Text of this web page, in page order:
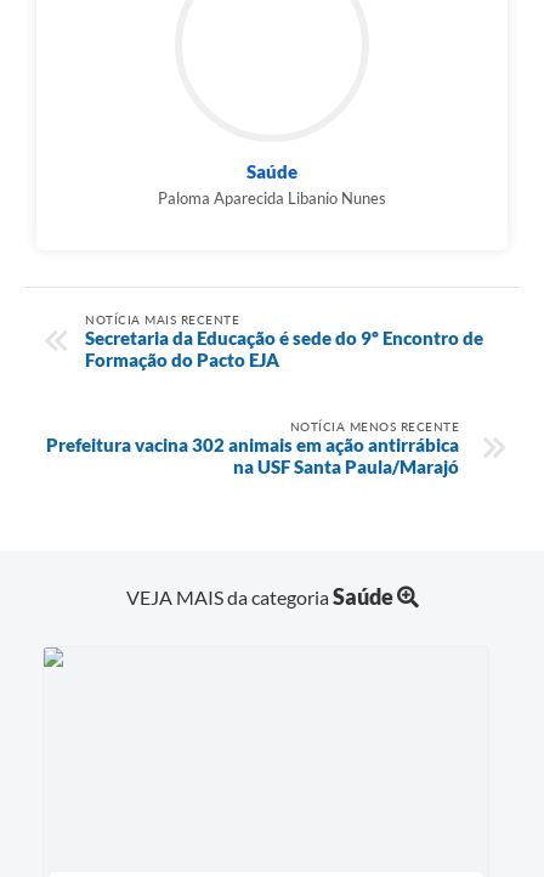
Saúde
Paloma Aparecida Libanio Nunes
NOTÍCIA MAIS RECENTE
Secretaria da Educação é sede do 9º Encontro de
Formação do Pacto EJA
NOTÍCIA MENOS RECENTE
Prefeitura vacina 302 animais em ação antirrábica
na USF Santa Paula/Marajó
VEJA MAIS da categoriaSaúde